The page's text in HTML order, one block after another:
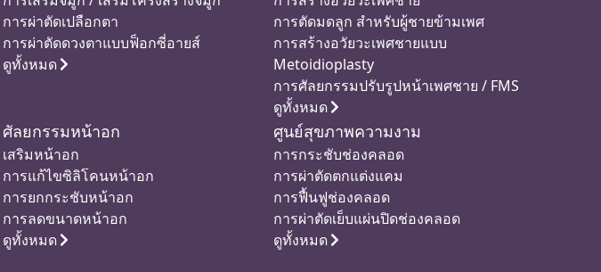
การผ่าตัดเปลือกตา
การผ่าตัดดวงตาแบบฟ็อกซี่อายส์
ดูทั้งหมด
การตัดมดลูก สำหรับผู้ชายข้ามเพศ
การสร้างอวัยวะเพศชายแบบ
Metoidioplasty
การศัลยกรรมปรับรูปหน้าเพศชาย / FMS
ดูทั้งหมด
ศัลยกรรมหน้าอก
เสริมหน้าอก
การแก้ไขซิลิโคนหน้าอก
การยกกระชับหน้าอก
การลดขนาดหน้าอก
ดูทั้งหมด
ศูนย์สุขภาพความงาม
การกระชับช่องคลอด
การผ่าตัดตกแต่งแคม
การฟื้นฟูช่องคลอด
การผ่าตัดเย็บแผ่นปิดช่องคลอด
ดูทั้งหมด